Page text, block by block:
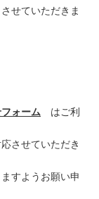
せていただきま
ォーム はご利
させていただき
すようお願い申